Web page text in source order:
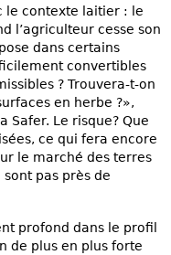
le contexte laitier : le
l’agriculteur cesse son
dans certains
convertibles
? Trouvera-t-on
en herbe ?»,
Safer. Le risque? Que
ce qui fera encore
le marché des terres
pas près de
profond dans le profil
de plus en plus forte